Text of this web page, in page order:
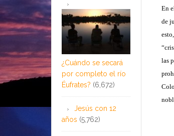
En
de
las
¿Cuándo se secará
por completo el río
Éufrates? (6,672)
Jesús con 12
años (5,762)